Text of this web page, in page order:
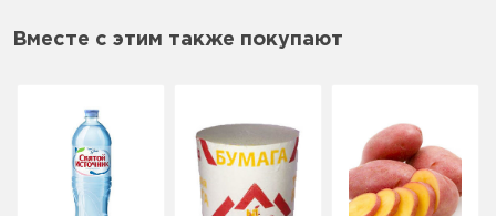
Вместе с этим также покупают